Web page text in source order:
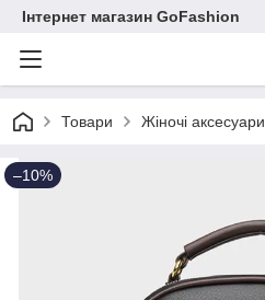
Інтернет магазин GoFashion
Товари Жіночі аксесуари
–10%